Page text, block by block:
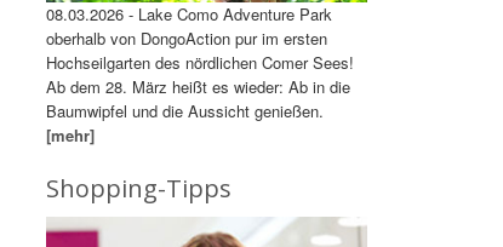
08.03.2026 - Lake Como Adventure Park
oberhalb von DongoAction pur im ersten
Hochseilgarten des nördlichen Comer Sees!
Ab dem 28. März heißt es wieder: Ab in die
Baumwipfel und die Aussicht genießen.
[mehr]
Shopping-Tipps